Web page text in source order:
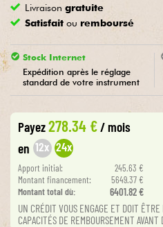
Violons & Quatuor
Eveil Musical
HiFi
Packs
Voir nos
Livraisongratuite
Satisfait ou remboursé
Stock Internet
Expédition après le réglage
standard de votre instrument
Payez278.34 €/ mois
en 12x 24x
Apport initial: 245.63 €
Montant financement:
5649.37 €
Montant total dù:
6401.82 €
UN CRÉDIT VOUS ENGAGE ET DOIT
CAPACITÉS DE REMBOURSEMENT AVANT